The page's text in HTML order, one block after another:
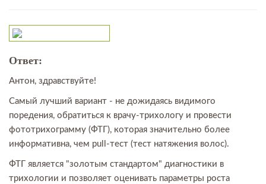
Ответ:
Антон, здравствуйте!
Самый лучший вариант - не дожидаясь видимого
поредения, обратиться к врачу-трихологу и провести
фототрихограмму (ФТГ), которая значительно более
информативна, чем pull-тест (тест натяжения волос).
ФТГ является "золотым стандартом" диагностики в
трихологии и позволяет оценивать параметры роста